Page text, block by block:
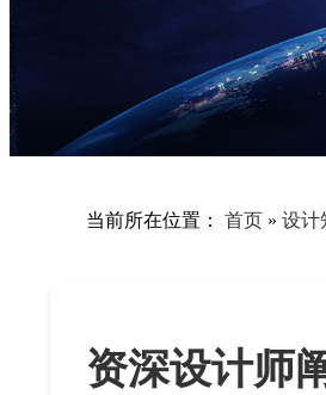
当前所在位置： 首页 » 设计
资深设计师